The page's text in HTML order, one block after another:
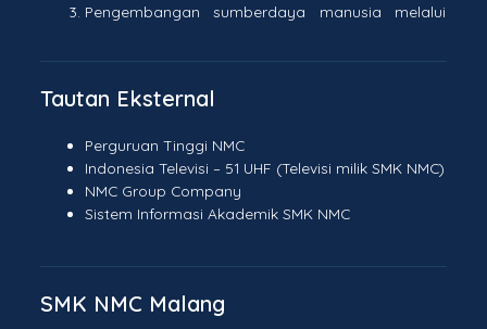
Pengembangan sumberdaya manusia melalui
berstandar internasional.
ketrampilan dasar.
pendidikan yang menekankan pada
pengembangan ketrampilan bahasa, termasuk
bahasa internasional
Melakukan kerjasama dengan lembaga
Industri dan dalam dan Luar negeri.
peningkatan sistem pendidikan yang berorientasi
Tautan Eksternal
Perguruan Tinggi NMC
Indonesia Televisi – 51 UHF (Televisi milik SMK NMC)
NMC Group Company
Sistem Informasi Akademik SMK NMC
SMK NMC Malang